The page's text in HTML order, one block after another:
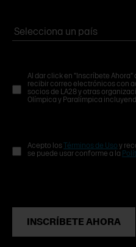
Al dar click en "Inscríbete
recibir correo electrónicos con
socios de LA28 y otras
Olímpica y Paralímpica
Acepto losTérminos de Uso y
se puede usar conforme a la
INSCRÍBETE AHORA